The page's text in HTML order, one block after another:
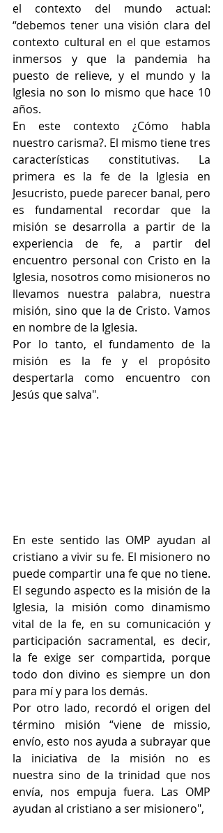
el contexto del mundo actual:
“debemos tener una visión clara del
contexto cultural en el que estamos
inmersos y que la pandemia ha
puesto de relieve, y el mundo y la
Iglesia no son lo mismo que hace 10
años.
En este contexto ¿Cómo habla
nuestro carisma?. El mismo tiene tres
características constitutivas. La
primera es la fe de la Iglesia en
Jesucristo, puede parecer banal, pero
es fundamental recordar que la
misión se desarrolla a partir de la
experiencia de fe, a partir del
encuentro personal con Cristo en la
Iglesia, nosotros como misioneros no
llevamos nuestra palabra, nuestra
misión, sino que la de Cristo. Vamos
en nombre de la Iglesia.
Por lo tanto, el fundamento de la
misión es la fe y el propósito
despertarla como encuentro con
Jesús que salva".
En este sentido las OMP ayudan al
cristiano a vivir su fe. El misionero no
puede compartir una fe que no tiene.
El segundo aspecto es la misión de la
Iglesia, la misión como dinamismo
vital de la fe, en su comunicación y
participación sacramental, es decir,
la fe exige ser compartida, porque
todo don divino es siempre un don
para mí y para los demás.
Por otro lado, recordó el origen del
término misión “viene de missio,
envío, esto nos ayuda a subrayar que
la iniciativa de la misión no es
nuestra sino de la trinidad que nos
envía, nos empuja fuera. Las OMP
ayudan al cristiano a ser misionero",